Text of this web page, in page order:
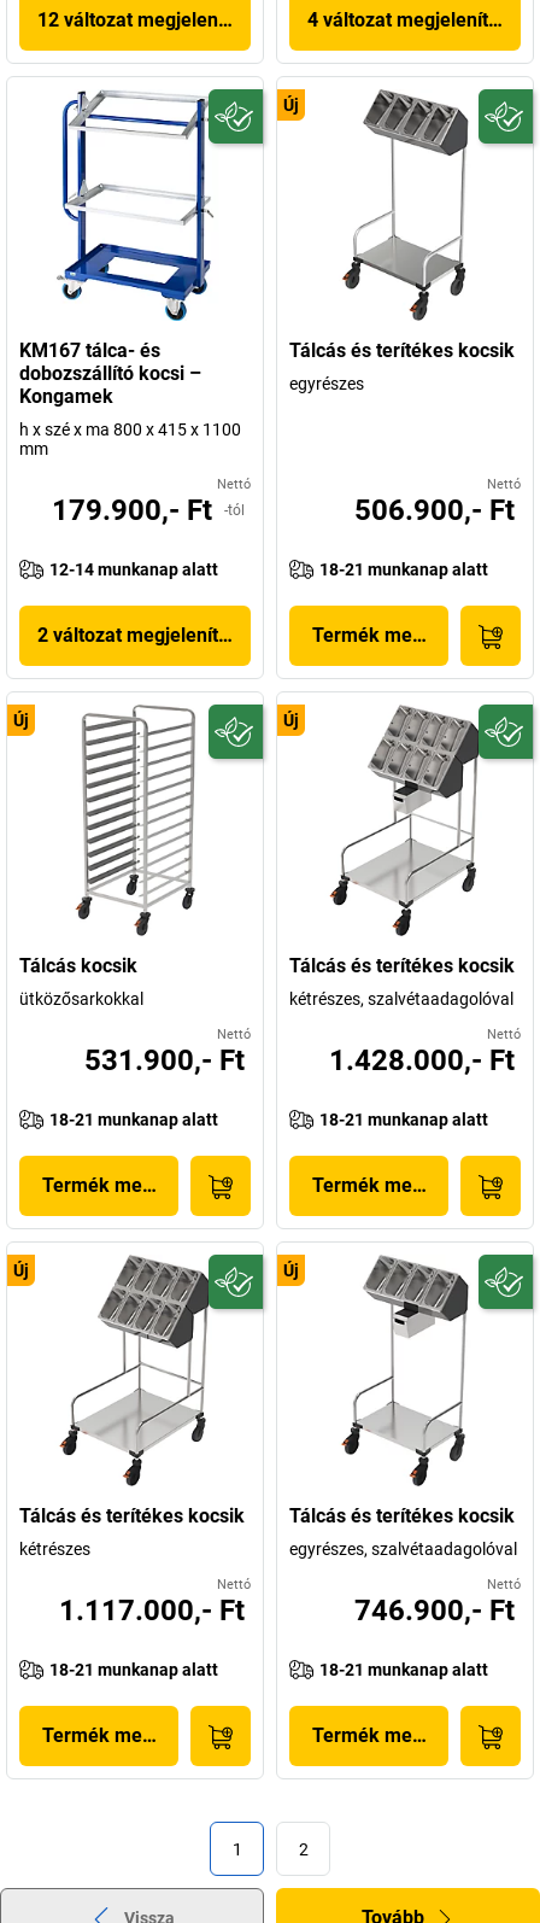
12 változat megjelenítése 4 változat megjelenítése
KM167 tálca- és
dobozszállító kocsi –
Kongamek
h x szé x ma 800 x 415 x 1100
mm
Nettó
179.900,- Ft -tól
12-14 munkanap alatt
2 változat megjelenítése
Új
Tálcás és terítékes kocsik
egyrészes
Nettó
506.900,- Ft
18-21 munkanap alatt
Termék megjelenítése
Új
Tálcás kocsik
ütközősarkokkal
Nettó
531.900,- Ft
18-21 munkanap alatt
Termék megjelenítése
Új
Tálcás és terítékes kocsik
kétrészes, szalvétaadagolóval
Nettó
1.428.000,- Ft
18-21 munkanap alatt
Termék megjelenítése
Új
Tálcás és terítékes kocsik
kétrészes
Nettó
1.117.000,- Ft
18-21 munkanap alatt
Termék megjelenítése
Új
Tálcás és terítékes kocsik
egyrészes, szalvétaadagolóval
Nettó
746.900,- Ft
18-21 munkanap alatt
Termék megjelenítése
1 2
Vissza Tovább